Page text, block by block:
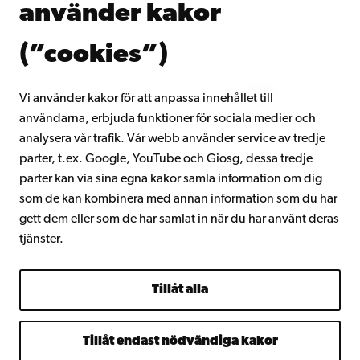
använder kakor
(”cookies”)
Vi använder kakor för att anpassa innehållet till
användarna, erbjuda funktioner för sociala medier och
analysera vår trafik. Vår webb använder service av tredje
parter, t.ex. Google, YouTube och Giosg, dessa tredje
parter kan via sina egna kakor samla information om dig
som de kan kombinera med annan information som du har
gett dem eller som de har samlat in när du har använt deras
tjänster.
Tillåt alla
Tillåt endast nödvändiga kakor
Gå med i Åbo Akademis alumnnätverk
Intranätet
Facebook InstagramYouTube LinkedIn Blog Snapchat